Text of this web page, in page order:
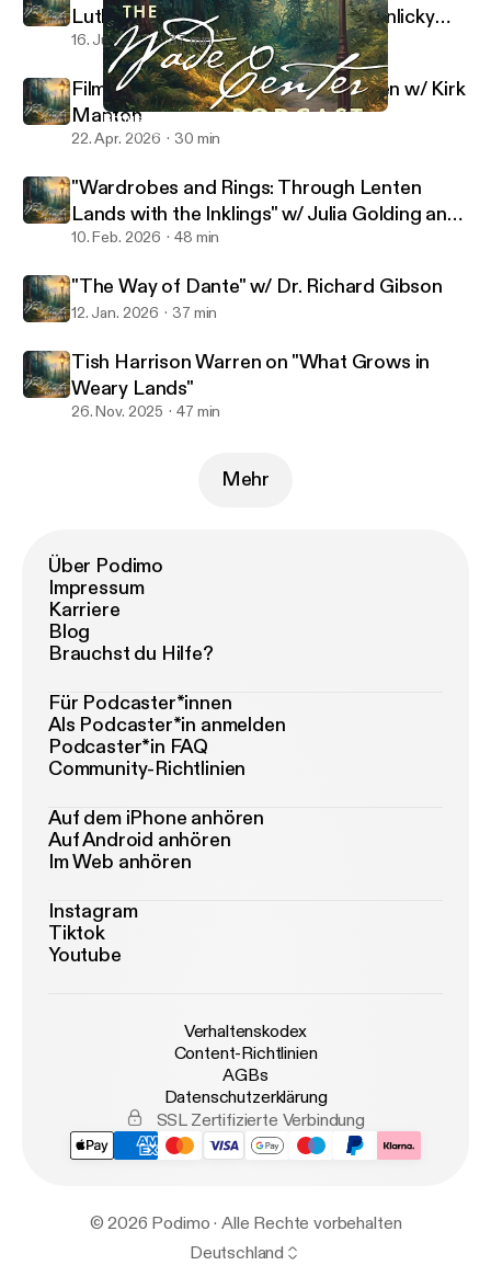
Bonus: Tolkien's Films w/ Dr. Holly Ordway
Wade Center
Luther's Hymns w/ Rev. Dr. Sarah Hinlicky
Wilson
16. Juli 2026 37 min
Filming the Lives of Lewis and Tolkien w/ Kirk
Manton
22. Apr. 2026 30 min
"Wardrobes and Rings: Through Lenten
Lands with the Inklings" w/ Julia Golding and
Malcolm Guite
10. Feb. 2026 48 min
"The Way of Dante" w/ Dr. Richard Gibson
12. Jan. 2026 37 min
Tish Harrison Warren on "What Grows in
Weary Lands"
26. Nov. 2025 47 min
Mehr
Über Podimo
Impressum
Karriere
Blog
Brauchst du Hilfe?
Für Podcaster*innen
Als Podcaster*in anmelden
Podcaster*in FAQ
Community-Richtlinien
Auf dem iPhone anhören
Auf Android anhören
Im Web anhören
Instagram
Tiktok
Youtube
Verhaltenskodex
Content-Richtlinien
AGBs
Datenschutzerklärung
SSL Zertifizierte Verbindung
© 2026 Podimo · Alle Rechte vorbehalten
Deutschland